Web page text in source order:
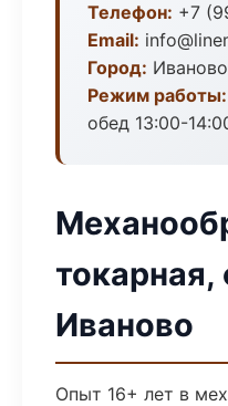
Телефон: +7
Email:
Город: Иваново
Режим работы:
обед 13:00-
токарная,
Иваново
Опыт 16+ лет в